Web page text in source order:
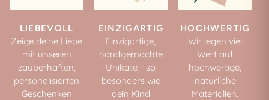
LIEBEVOLL
Zeige deine Liebe
mit unseren
zauberhaften,
personalisierten
Geschenken
EINZIGARTIG
Einzigartige,
handgemachte
Unikate - so
besonders wie
dein Kind
HOCHWERTIG
Wir legen viel
Wert auf
hochwertige,
natürliche
Materialien.